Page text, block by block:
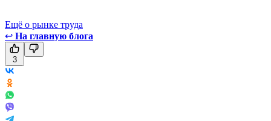
Ещё о рынке труда
↩ На главную блога
3